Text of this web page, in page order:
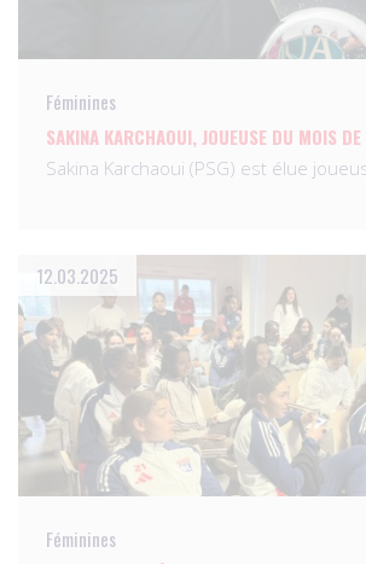
Féminines
SAKINA KARCHAOUI, JOUEUSE DU MOIS
Sakina Karchaoui (PSG) est élue
12.03.2025
Féminines